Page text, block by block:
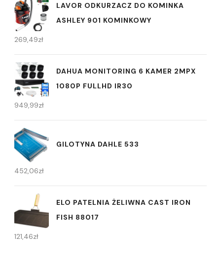
LAVOR ODKURZACZ DO KOMINKA
ASHLEY 901 KOMINKOWY
269,49zł
DAHUA MONITORING 6 KAMER 2MPX
1080P FULLHD IR30
949,99zł
GILOTYNA DAHLE 533
452,06zł
ELO PATELNIA ŻELIWNA CAST IRON
FISH 88017
121,46zł